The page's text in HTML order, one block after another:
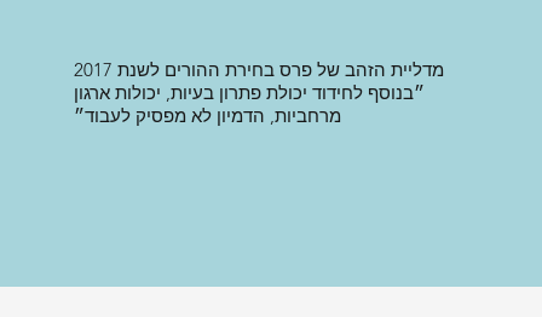
מדליית הזהב של פרס בחירת ההורים לשנת 2017
״בנוסף לחידוד יכולת פתרון בעיות, יכולות ארגון